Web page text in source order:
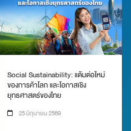
Social Sustainability: แต้มต่อใหม่
ของการค้าโลก และโอกาสเชิง
ยุทธศาสตร์ของไทย
25 มิถุนายน 2569